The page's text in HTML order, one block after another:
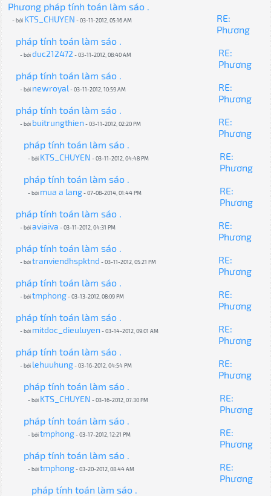
Phương pháp tính toán làm sáo .
- bởi KTS_CHUYEN - 03-11-2012, 05:16 AM
RE:
Phương
pháp tính toán làm sáo .
- bởiduc212472 - 03-11-2012, 08:40 AM
RE:
Phương
pháp tính toán làm sáo .
- bởi newroyal- 03-11-2012, 10:59 AM
RE:
Phương
pháp tính toán làm sáo .
- bởi buitrungthien - 03-11-2012, 02:20 PM
RE:
Phương
pháp tính toán làm sáo .
- bởi KTS_CHUYEN - 03-11-2012, 04:48 PM
RE:
Phương
pháp tính toán làm sáo .
- bởi mua a lang- 07-08-2014, 01:44 PM
RE:
Phương
pháp tính toán làm sáo .
- bởiaviaiva - 03-11-2012, 04:31 PM
RE:
Phương
pháp tính toán làm sáo .
- bởitranviendhspktnd - 03-11-2012, 05:21 PM
RE:
Phương
pháp tính toán làm sáo .
- bởitmphong- 03-13-2012, 08:09 PM
RE:
Phương
pháp tính toán làm sáo .
- bởi mitdoc_dieuluyen - 03-14-2012, 09:01 AM
RE:
Phương
pháp tính toán làm sáo .
- bởi lehuuhung- 03-16-2012, 04:54 PM
RE:
Phương
pháp tính toán làm sáo .
- bởi KTS_CHUYEN - 03-16-2012, 07:30 PM
RE:
Phương
pháp tính toán làm sáo .
- bởitmphong- 03-17-2012, 12:21 PM
RE:
Phương
pháp tính toán làm sáo .
- bởitmphong- 03-20-2012, 08:44 AM
RE:
Phương
pháp tính toán làm sáo .